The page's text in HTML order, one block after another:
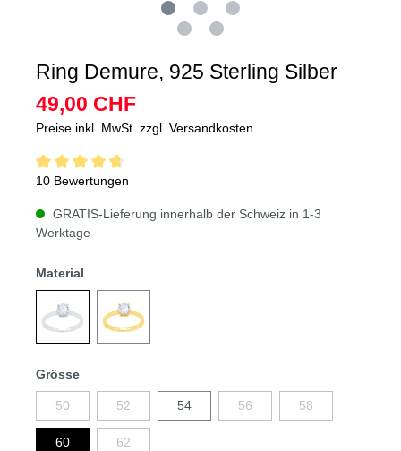
Ring Demure, 925 Sterling Silber
49,00 CHF
Preise inkl. MwSt. zzgl. Versandkosten
10 Bewertungen
GRATIS-Lieferung innerhalb der Schweiz in 1-3
Werktage
Material
Grösse
50 52 54 56 58
60 62